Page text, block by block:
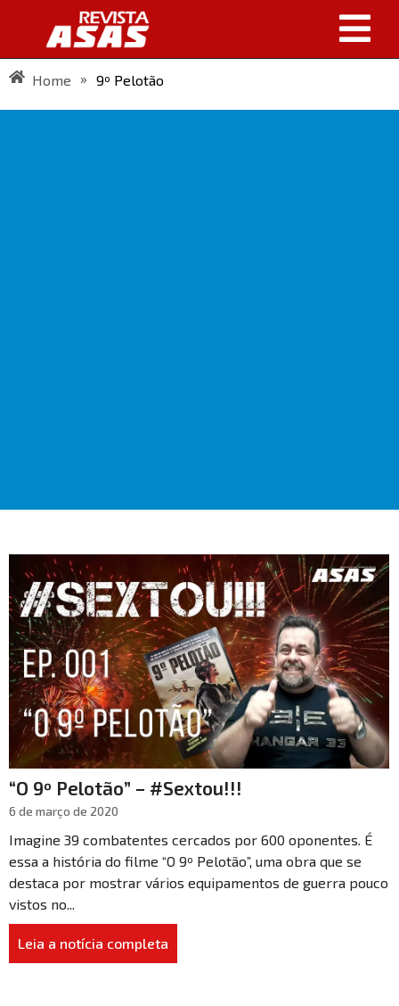
Home » 9º Pelotão
“O 9º Pelotão” – #Sextou!!!
6 de março de 2020
Imagine 39 combatentes cercados por 600 oponentes. É
essa a história do filme “O 9º Pelotão”, uma obra que se
destaca por mostrar vários equipamentos de guerra pouco
vistos no...
Leia a notícia completa